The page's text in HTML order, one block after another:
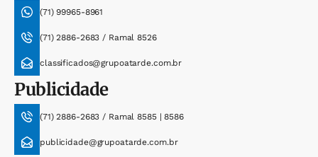
(71) 99965-8961
(71) 2886-2683 / Ramal 8526
classificados@grupoatarde.com.br
Publicidade
(71) 2886-2683 / Ramal 8585 | 8586
publicidade@grupoatarde.com.br